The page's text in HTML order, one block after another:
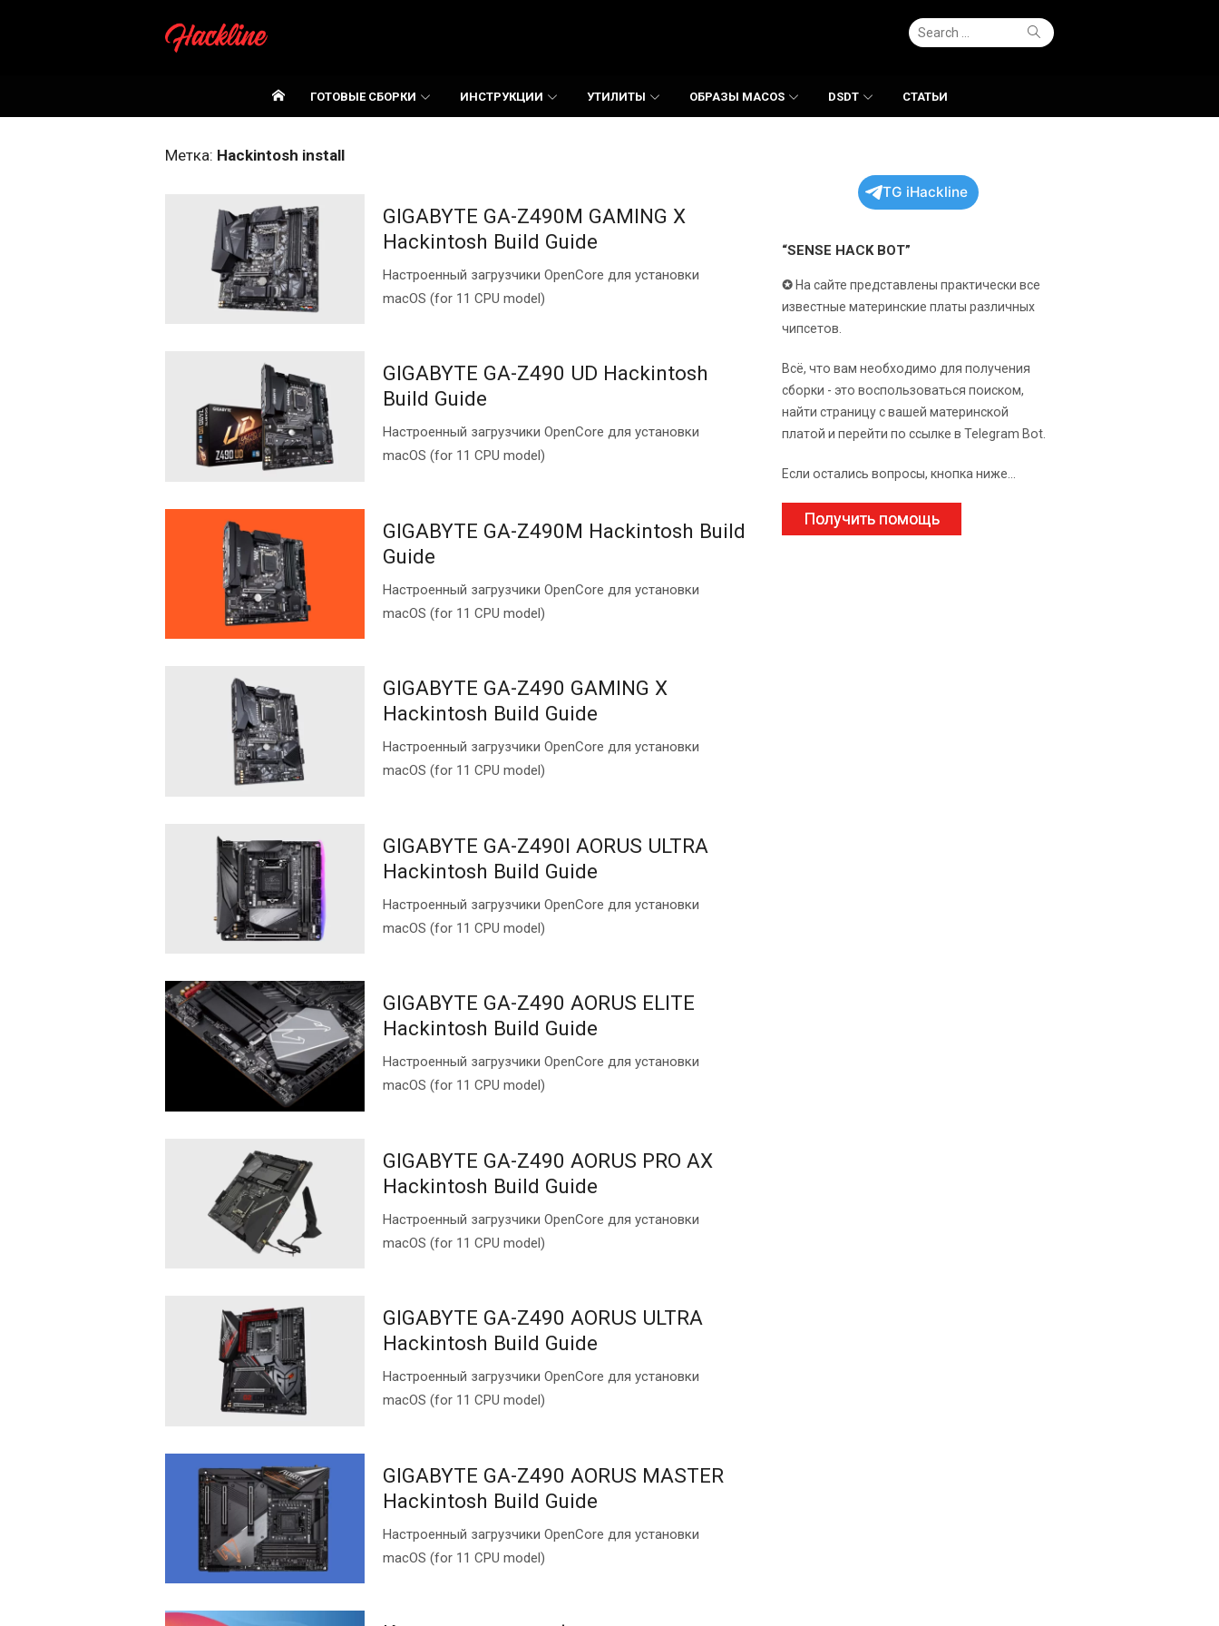
Search
for:
Search
ГОТОВЫЕ СБОРКИ ИНСТРУКЦИИ УТИЛИТЫ ОБРАЗЫ MACOS DSDT СТАТЬИ
Метка: Hackintosh install
GIGABYTE GA-Z490M GAMING X
Hackintosh Build Guide
Настроенный загрузчики OpenCore для установки
macOS (for 11 CPU model)
GIGABYTE GA-Z490 UD Hackintosh
Build Guide
Настроенный загрузчики OpenCore для установки
macOS (for 11 CPU model)
GIGABYTE GA-Z490M Hackintosh Build
Guide
Настроенный загрузчики OpenCore для установки
macOS (for 11 CPU model)
GIGABYTE GA-Z490 GAMING X
Hackintosh Build Guide
Настроенный загрузчики OpenCore для установки
macOS (for 11 CPU model)
GIGABYTE GA-Z490I AORUS ULTRA
Hackintosh Build Guide
Настроенный загрузчики OpenCore для установки
macOS (for 11 CPU model)
GIGABYTE GA-Z490 AORUS ELITE
Hackintosh Build Guide
Настроенный загрузчики OpenCore для установки
macOS (for 11 CPU model)
GIGABYTE GA-Z490 AORUS PRO AX
Hackintosh Build Guide
Настроенный загрузчики OpenCore для установки
macOS (for 11 CPU model)
GIGABYTE GA-Z490 AORUS ULTRA
Hackintosh Build Guide
Настроенный загрузчики OpenCore для установки
macOS (for 11 CPU model)
GIGABYTE GA-Z490 AORUS MASTER
Hackintosh Build Guide
Настроенный загрузчики OpenCore для установки
macOS (for 11 CPU model)
TG iHackline
“SENSE HACK BOT”
✪ На сайте представлены практически все
известные материнские платы различных
чипсетов.
Всё, что вам необходимо для получения
сборки - это воспользоваться поиском,
найти страницу с вашей материнской
платой и перейти по ссылке в Telegram Bot.
Если остались вопросы, кнопка ниже...
Получить помощь